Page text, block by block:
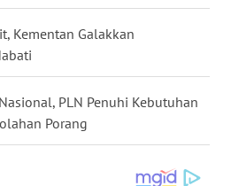
Kementan Galakkan
PLN Penuhi Kebutuhan
Porang